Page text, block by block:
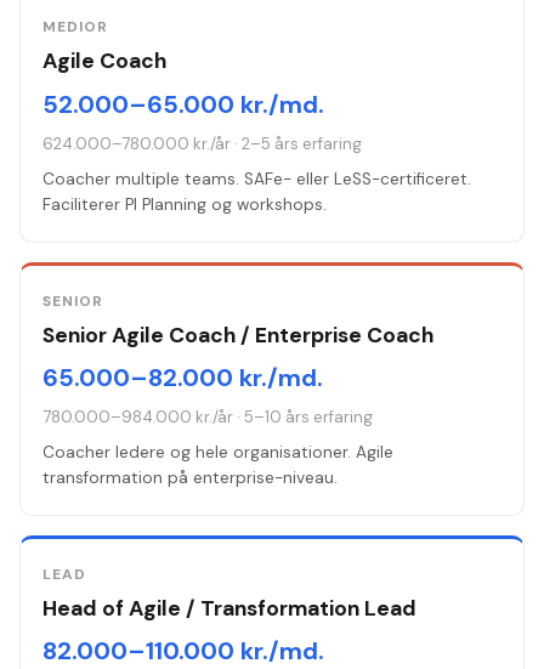
MEDIOR
Agile Coach
52.000–65.000 kr./md.
624.000–780.000 kr./år ·2–5 års erfaring
Coacher multiple teams. SAFe- eller LeSS-certificeret.
Faciliterer PI Planning og workshops.
SENIOR
Senior Agile Coach / Enterprise Coach
65.000–82.000 kr./md.
780.000–984.000 kr./år ·5–10 års erfaring
Coacher ledere og hele organisationer. Agile
transformation på enterprise-niveau.
LEAD
Head of Agile / Transformation Lead
82.000–110.000 kr./md.